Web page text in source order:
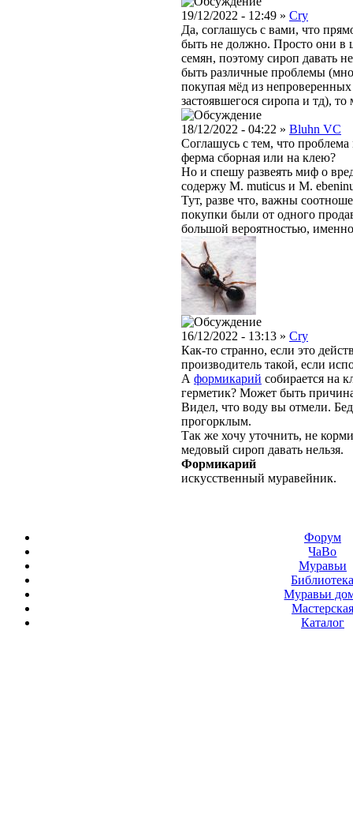
19/12/2022 - 12:49 » Cry
Да, соглашусь с вами, что
быть не должно. Просто они в
семян, поэтому сироп давать
быть различные проблемы
покупая мёд из
застоявшегося сиропа и тд),
18/12/2022 - 04:22 » Bluhn VC
Соглашусь с тем, что
ферма сборная или на клею?
Но и спешу развеять миф о
содержу M. muticus и M.
Тут, разве что, важны
покупки были от одного
большой вероятностью,
16/12/2022 - 13:13 » Cry
Как-то странно, если это
производитель такой, если
А формикарий собирается на
герметик? Может быть
Видел, что воду вы отмели.
прогорклым.
Так же хочу уточнить, не
медовый сироп давать нельзя.
Формикарий
искусственный муравейник.
Форум
ЧаВо
Муравьи
Муравьи
Мастерская
Каталог